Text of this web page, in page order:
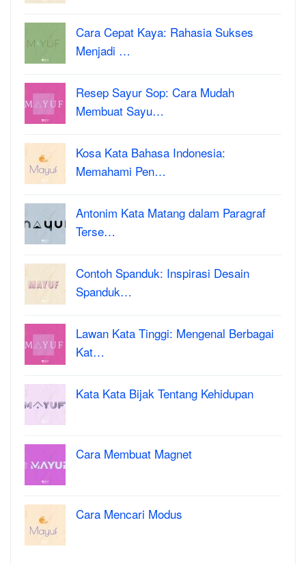
Cara Cepat Kaya: Rahasia Sukses
Menjadi …
Resep Sayur Sop: Cara Mudah
Membuat Sayu…
Kosa Kata Bahasa Indonesia:
Memahami Pen…
Antonim Kata Matang dalam Paragraf
Terse…
Contoh Spanduk: Inspirasi Desain
Spanduk…
Lawan Kata Tinggi: Mengenal Berbagai
Kat…
Kata Kata Bijak Tentang Kehidupan
Cara Membuat Magnet
Cara Mencari Modus